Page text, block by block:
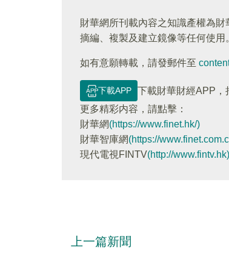
財華網所刊載內容之知識產權為
摘編、複製及建立鏡像等任何使用
如有意願轉載，請發郵件至
下載APP
下載財華財經APP，
更多精彩内容，請點擊：
財華網(https://www.finet.hk/)
財華智庫網(https://
現代電視FINTV(http://www.fintv.hk)
上一篇新聞